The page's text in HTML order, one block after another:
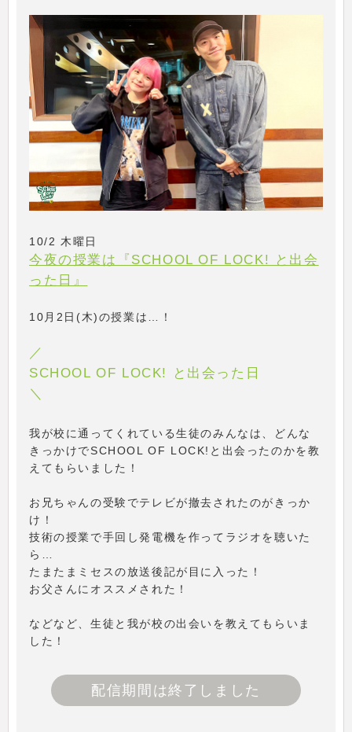
10/2 木曜日
今夜の授業は『SCHOOL OF LOCK! と出会
った日』
10月2日(木)の授業は…！
／
SCHOOL OF LOCK! と出会った日
＼
我が校に通ってくれている生徒のみんなは、どんな
きっかけでSCHOOL OF LOCK!と出会ったのかを教
えてもらいました！
お兄ちゃんの受験でテレビが撤去されたのがきっか
け！
技術の授業で手回し発電機を作ってラジオを聴いた
ら…
たまたまミセスの放送後記が目に入った！
お父さんにオススメされた！
などなど、生徒と我が校の出会いを教えてもらいま
した！
配信期間は終了しました